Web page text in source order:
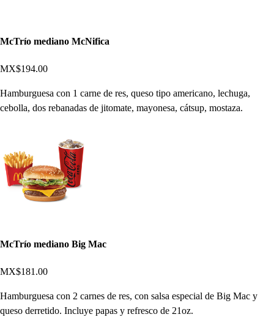
McTrío mediano McNifica
MX$194.00
Hamburguesa con 1 carne de res, queso tipo americano, lechuga,
cebolla, dos rebanadas de jitomate, mayonesa, cátsup, mostaza.
McTrío mediano Big Mac
MX$181.00
Hamburguesa con 2 carnes de res, con salsa especial de Big Mac y
queso derretido. Incluye papas y refresco de 21oz.